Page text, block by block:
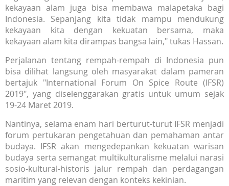
kekayaan alam juga bisa membawa malapetaka bagi
Indonesia. Sepanjang kita tidak mampu mendukung
kekayaan kita dengan kekuatan bersama, maka
kekayaan alam kita dirampas bangsa lain," tukas Hassan.
Perjalanan tentang rempah-rempah di Indonesia pun
bisa dilihat langsung oleh masyarakat dalam pameran
bertajuk "International Forum On Spice Route (IFSR)
2019", yang diselenggarakan gratis untuk umum sejak
19-24 Maret 2019.
Nantinya, selama enam hari berturut-turut IFSR menjadi
forum pertukaran pengetahuan dan pemahaman antar
budaya. IFSR akan mengedepankan kekuatan warisan
budaya serta semangat multikulturalisme melalui narasi
sosio-kultural-historis jalur rempah dan perdagangan
maritim yang relevan dengan konteks kekinian.